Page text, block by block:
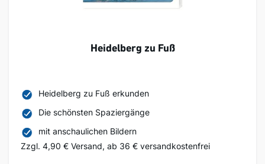
Heidelberg zu Fuß
Heidelberg zu Fuß erkunden
Die schönsten Spaziergänge
mit anschaulichen Bildern
Zzgl. 4,90 € Versand, ab 36 € versandkostenfrei